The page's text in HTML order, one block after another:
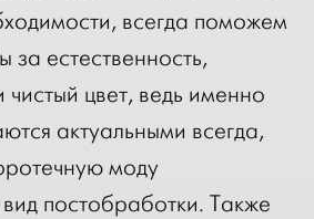
всегда поможем
естественность,
чистый цвет, ведь именно
актуальными всегда,
моду
постобработки. Также